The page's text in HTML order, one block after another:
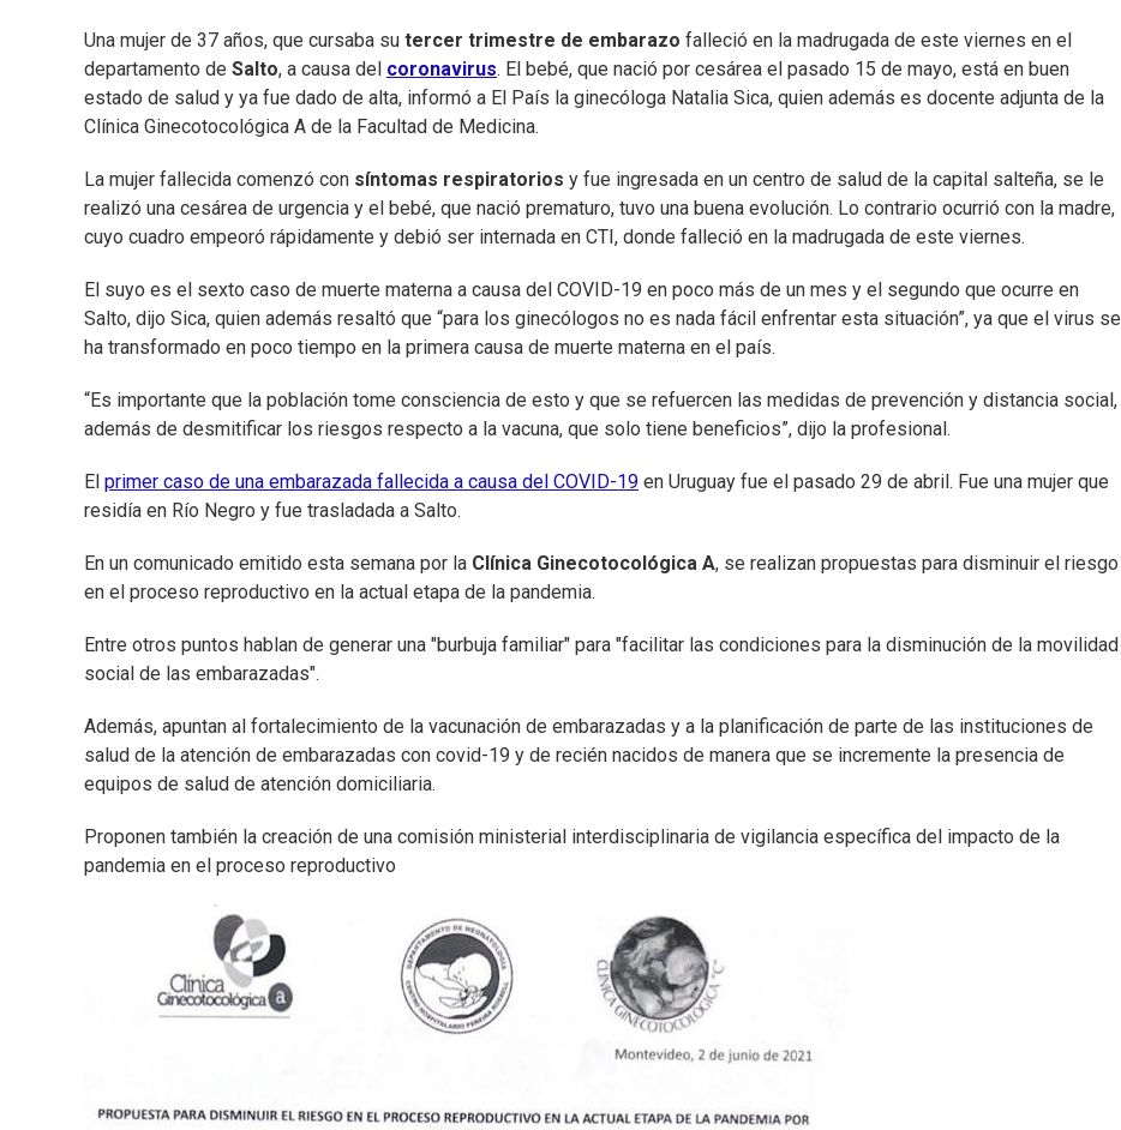
Una mujer de 37 años, que cursaba su tercer trimestre de embarazo falleció en la madrugada de este viernes en el
departamento de Salto, a causa del coronavirus. El bebé, que nació por cesárea el pasado 15 de mayo, está en buen
estado de salud y ya fue dado de alta, informó a El País la ginecóloga Natalia Sica, quien además es docente adjunta de la
Clínica Ginecotocológica A de la Facultad de Medicina.
La mujer fallecida comenzó con síntomas respiratorios y fue ingresada en un centro de salud de la capital salteña, se le
realizó una cesárea de urgencia y el bebé, que nació prematuro, tuvo una buena evolución. Lo contrario ocurrió con la madre,
cuyo cuadro empeoró rápidamente y debió ser internada en CTI, donde falleció en la madrugada de este viernes.
El suyo es el sexto caso de muerte materna a causa del COVID-19 en poco más de un mes y el segundo que ocurre en
Salto, dijo Sica, quien además resaltó que “para los ginecólogos no es nada fácil enfrentar esta situación”, ya que el virus se
ha transformado en poco tiempo en la primera causa de muerte materna en el país.
“Es importante que la población tome consciencia de esto y que se refuercen las medidas de prevención y distancia social,
además de desmitificar los riesgos respecto a la vacuna, que solo tiene beneficios”, dijo la profesional.
El primer caso de una embarazada fallecida a causa del COVID-19 en Uruguay fue el pasado 29 de abril. Fue una mujer que
residía en Río Negro y fue trasladada a Salto.
En un comunicado emitido esta semana por la Clínica Ginecotocológica A, se realizan propuestas para disminuir el riesgo
en el proceso reproductivo en la actual etapa de la pandemia.
Entre otros puntos hablan de generar una "burbuja familiar" para "facilitar las condiciones para la disminución de la movilidad
social de las embarazadas".
Además, apuntan al fortalecimiento de la vacunación de embarazadas y a la planificación de parte de las instituciones de
salud de la atención de embarazadas con covid-19 y de recién nacidos de manera que se incremente la presencia de
equipos de salud de atención domiciliaria.
Proponen también la creación de una comisión ministerial interdisciplinaria de vigilancia específica del impacto de la
pandemia en el proceso reproductivo